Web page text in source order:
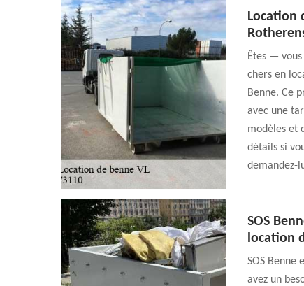
Location
Êtes —
chers en
Benne. Ce
avec une
modèles et
détails si
demandez-
SOS
location
SOS Benne
avez un